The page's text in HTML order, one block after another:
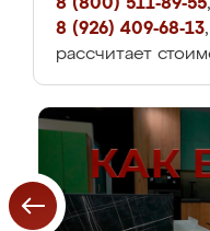
8 (800) 511-89-55,
8 (926) 409-68-13
рассчитает